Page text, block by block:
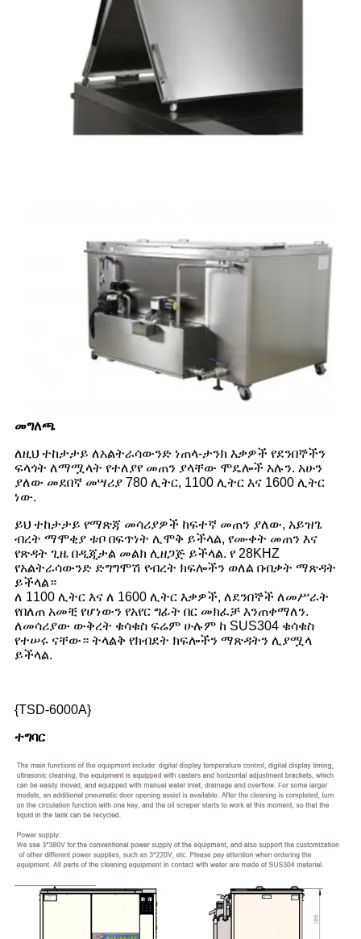
መግለጫ
ለዚህ ተከታታይ ለአልትራሳውንድ ነጠላ-ታንክ እቃዎች የደንበኞችን
ፍላጎት ለማሟላት የተለያየ መጠን ያላቸው ሞዴሎች አሉን. አሁን
ያለው መደበኛ መሣሪያ 780 ሊትር, 1100 ሊትር እና 1600 ሊትር
ነው.
ይህ ተከታታይ የማጽጃ መሳሪያዎች ከፍተኛ መጠን ያለው, አይዝጌ
ብረት ማሞቂያ ቱቦ በፍጥነት ሊሞቅ ይችላል, የሙቀት መጠን እና
የጽዳት ጊዜ በዲጂታል መልክ ሊዘጋጅ ይችላል. የ 28KHZ
የአልትራሳውንድ ድግግሞሽ የብረት ክፍሎችን ወለል በብቃት ማጽዳት
ይችላል።
ለ 1100 ሊትር እና ለ 1600 ሊትር እቃዎች, ለደንበኞች ለመሥራት
የበለጠ አመቺ የሆነውን የአየር ግፊት በር መክፈቻ እንጠቀማለን.
ለመሳሪያው ውቅረት ቁሳቁስ ፍሬም ሁሉም ከ SUS304 ቁሳቁስ
የተሠሩ ናቸው። ትላልቅ የክብደት ክፍሎችን ማጽዳትን ሊያሟላ
ይችላል.
{TSD-6000A}
ተግባር